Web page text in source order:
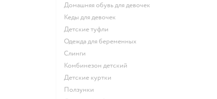
Домашняя обувь для девочек
Кеды для девочек
Детские туфли
Одежда для беременных
Слинги
Комбинезон детский
Детские куртки
Ползунки